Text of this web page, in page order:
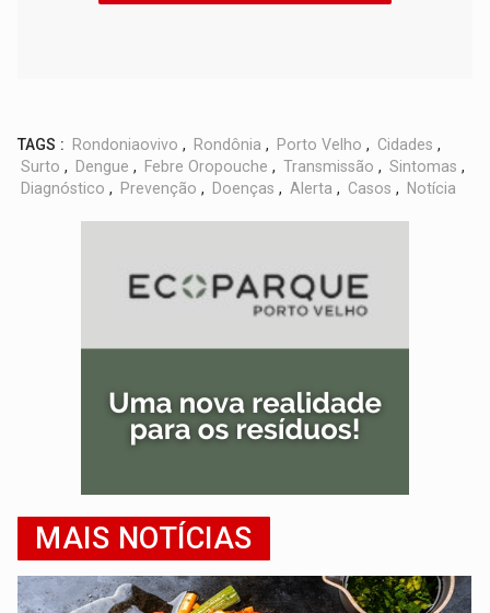
TAGS : Rondoniaovivo , Rondônia , Porto Velho , Cidades ,
Surto , Dengue , Febre Oropouche , Transmissão , Sintomas ,
Diagnóstico , Prevenção , Doenças , Alerta , Casos , Notícia
MAIS NOTÍCIAS